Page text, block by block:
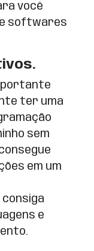
você
softwares
ter uma
sem
em um
consiga
e